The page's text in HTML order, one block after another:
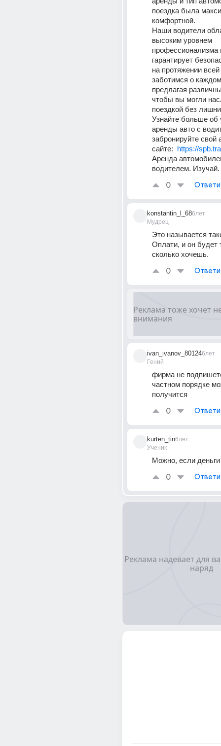
поездка была
комфортной.
Наши водители
высоким уровнем
профессионализма
гарантирует
на протяжении
заботимся о
предлагая
чтобы вы могли
поездкой без
Узнайте больше об
аренды авто с
забронируйте свой
сайте: https://
Аренда
водителем. Изучай.
0
konstantin_l_68
Мудрец
6лет
Это называется
Оплати, и он будет
сколько хочешь.
0
ivan_ivanov_80124
Гений
6лет
фирма не
частном порядке
получится
0
kurten_tin
Ученик
6лет
Можно, если деньги
0